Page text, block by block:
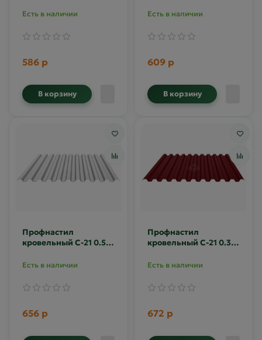
Есть в наличии
586 р
В корзину
Есть в наличии
609 р
В корзину
Профнастил
кровельный С-21 0.5
Есть в наличии
656 р
Профнастил
кровельный С-21 0.35
Есть в наличии
672 р